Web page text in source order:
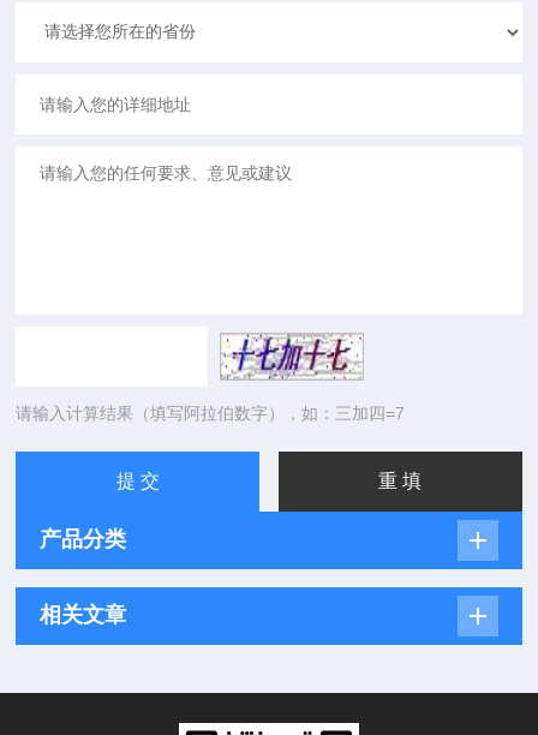
请输入计算结果（填写阿拉伯数字），如：三加四=7
产品分类
相关文章